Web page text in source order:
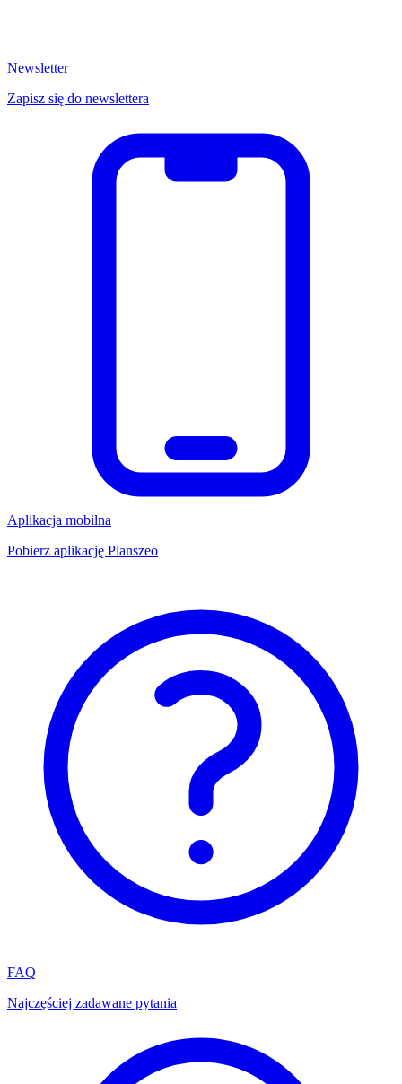
Newsletter
Zapisz się do newslettera
Aplikacja mobilna
Pobierz aplikację Planszeo
FAQ
Najczęściej zadawane pytania